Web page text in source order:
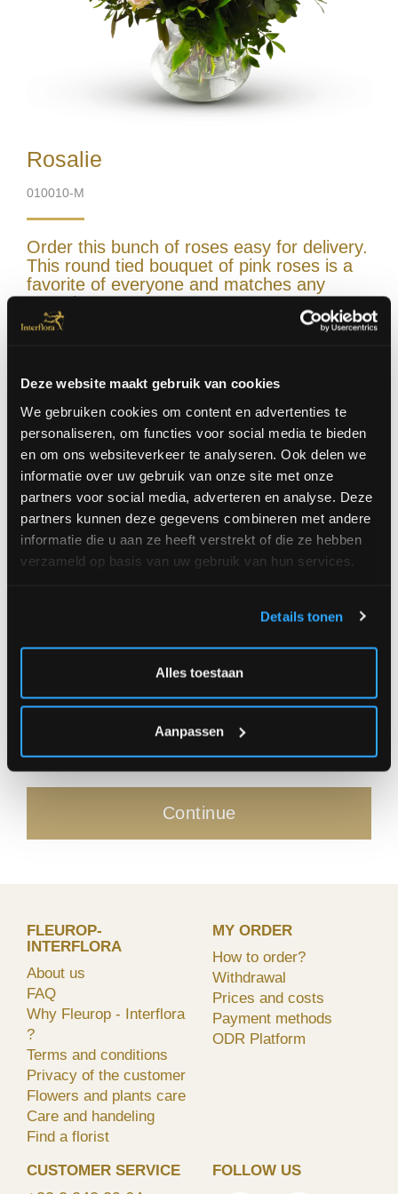
Deze website maakt gebruik van cookies
We gebruiken cookies om content en advertenties te
personaliseren, om functies voor social media te bieden
en om ons websiteverkeer te analyseren. Ook delen we
informatie over uw gebruik van onze site met onze
partners voor social media, adverteren en analyse. Deze
partners kunnen deze gegevens combineren met andere
informatie die u aan ze heeft verstrekt of die ze hebben
verzameld op basis van uw gebruik van hun services.
Details tonen
Alles toestaan
Aanpassen
Rosalie
010010-M
Order this bunch of roses easy for delivery.
This round tied bouquet of pink roses is a
favorite of everyone and matches any
occasion.
Vase excl.
Order
small (+/- Ø 30 cm) 39,00 €
medium (+/- Ø 40 cm) 69,00 €
large (+/- Ø 50 cm) 99,00 €
** Delivery at address **
OR
** Click
Continue
FLEUROP-
INTERFLORA
About us
FAQ
Why Fleurop - Interflora
?
Terms and conditions
Privacy of the customer
Flowers and plants care
Care and handeling
Find a florist
MY ORDER
How to order?
Withdrawal
Prices and costs
Payment methods
ODR Platform
CUSTOMER SERVICE FOLLOW US